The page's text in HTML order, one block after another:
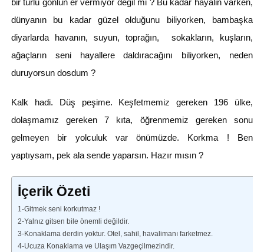
bir türlü gönlün er vermiyor değil mi ? Bu kadar hayalin varken,
dünyanın bu kadar güzel olduğunu biliyorken, bambaşka
diyarlarda havanın, suyun, toprağın, sokakların, kuşların,
ağaçların seni hayallere daldıracağını biliyorken, neden
duruyorsun dosdum ?
Kalk hadi. Düş peşime. Keşfetmemiz gereken 196 ülke,
dolaşmamız gereken 7 kıta, öğrenmemiz gereken sonu
gelmeyen bir yolculuk var önümüzde. Korkma ! Ben
yaptıysam, pek ala sende yaparsın. Hazır mısın ?
İçerik Özeti
1-Gitmek seni korkutmaz !
2-Yalnız gitsen bile önemli değildir.
3-Konaklama derdin yoktur. Otel, sahil, havalimanı farketmez.
4-Ucuza Konaklama ve Ulaşım Vazgeçilmezindir.